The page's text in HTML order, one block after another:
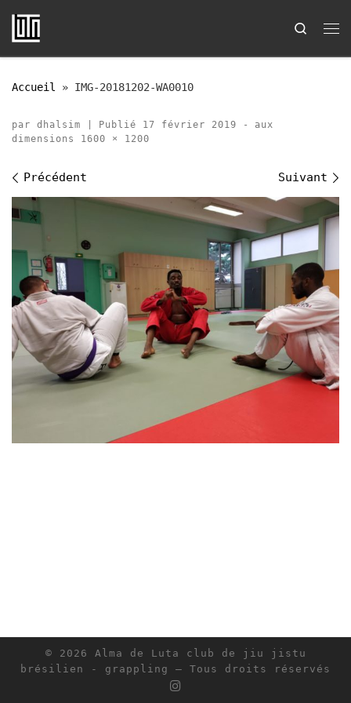
Passer au contenu
Search
Accueil » IMG-20181202-WA0010
par dhalsim Publié 17 février 2019 -
aux
dimensions
1600 × 1200
Navigation des images
Précédent Suivant
© 2026 Alma de Luta club de jiu jistu
brésilien - grappling
– Tous droits réservés